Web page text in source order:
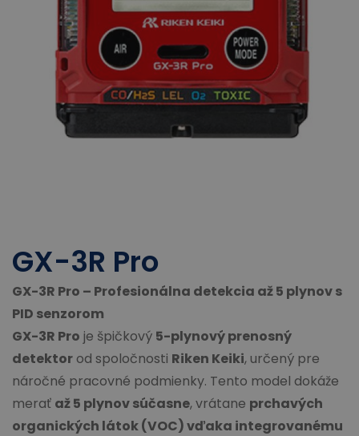
GX-3R Pro
GX-3R Pro – Profesionálna detekcia až 5 plynov s
PID senzorom
GX-3R Pro je špičkový 5-plynový prenosný
detektor od spoločnosti Riken Keiki, určený pre
náročné pracovné podmienky. Tento model dokáže
merať až 5 plynov súčasne, vrátane prchavých
organických látok (VOC) vďaka integrovanému